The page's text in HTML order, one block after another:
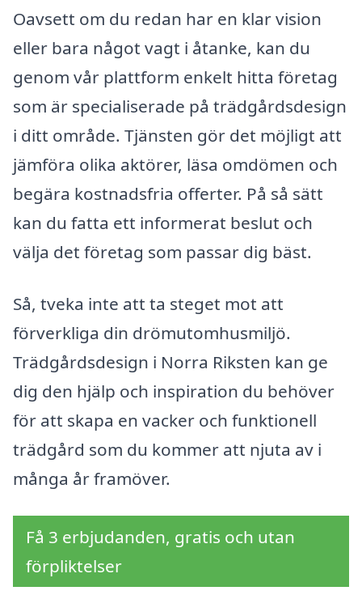
Oavsett om du redan har en klar vision
eller bara något vagt i åtanke, kan du
genom vår plattform enkelt hitta företag
som är specialiserade på trädgårdsdesign
i ditt område. Tjänsten gör det möjligt att
jämföra olika aktörer, läsa omdömen och
begära kostnadsfria offerter. På så sätt
kan du fatta ett informerat beslut och
välja det företag som passar dig bäst.
Så, tveka inte att ta steget mot att
förverkliga din drömutomhusmiljö.
Trädgårdsdesign i Norra Riksten kan ge
dig den hjälp och inspiration du behöver
för att skapa en vacker och funktionell
trädgård som du kommer att njuta av i
många år framöver.
Få 3 erbjudanden, gratis och utan
förpliktelser